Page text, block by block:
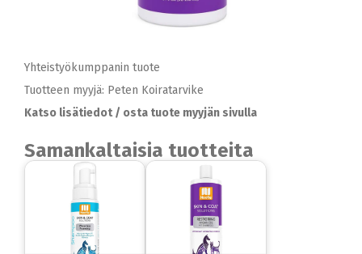
Yhteistyökumppanin tuote
Tuotteen myyjä: Peten Koiratarvike
Katso lisätiedot / osta tuote myyjän sivulla
Samankaltaisia tuotteita